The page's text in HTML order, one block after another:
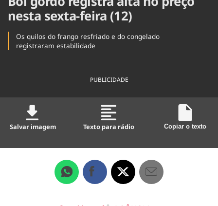
nesta sexta-feira (12)
Os quilos do frango resfriado e do congelado
registraram estabilidade
PUBLICIDADE
Salvar imagem Texto para rádio Copiar o texto